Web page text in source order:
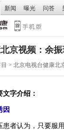
新闻 曝光 问答
京视频：余
> 北京电视台健康北
字介绍：
因
认为，只要服用